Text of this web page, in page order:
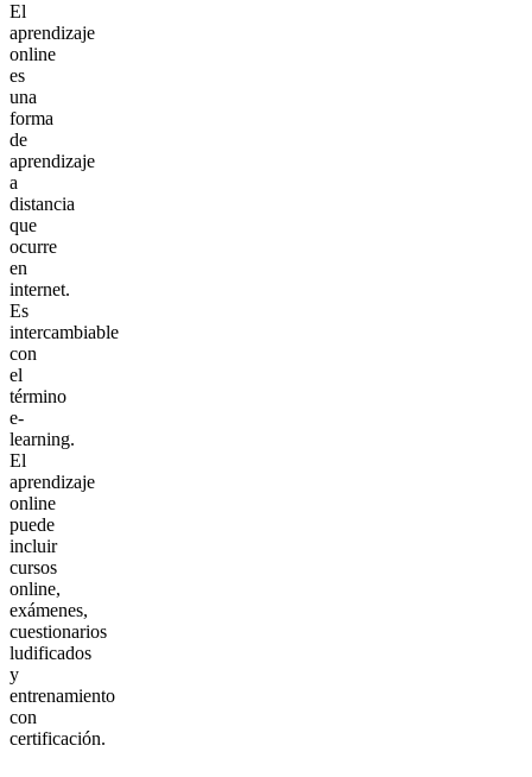
El
aprendizaje
online
es
una
forma
de
aprendizaje
a
distancia
que
ocurre
en
internet.
Es
intercambiable
con
el
término
e-
learning.
El
aprendizaje
online
puede
incluir
cursos
online,
exámenes,
cuestionarios
ludificados
y
entrenamiento
con
certificación.